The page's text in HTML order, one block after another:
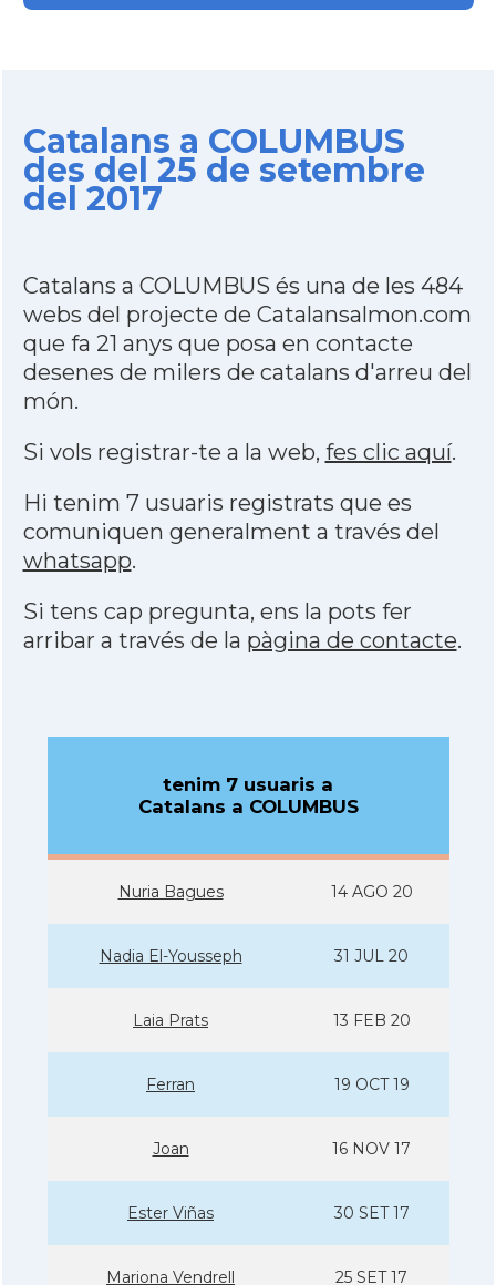
Catalans a COLUMBUS
des del 25 de setembre
del 2017
Catalans a COLUMBUS és una de les 484
webs del projecte de Catalansalmon.com
que fa 21 anys que posa en contacte
desenes de milers de catalans d'arreu del
món.
Si vols registrar-te a la web, fes clic aquí.
Hi tenim 7 usuaris registrats que es
comuniquen generalment a través del
whatsapp.
Si tens cap pregunta, ens la pots fer
arribar a través de la pàgina de contacte.
tenim 7 usuaris a
Catalans a COLUMBUS
Nuria Bagues 14 AGO 20
Nadia El-Yousseph 31 JUL 20
Laia Prats 13 FEB 20
Ferran 19 OCT 19
Joan 16 NOV 17
Ester Viñas 30 SET 17
Mariona Vendrell 25 SET 17